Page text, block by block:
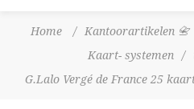
Home / Kantoorartikelen 📇
Kaart- systemen
/
G.Lalo Vergé de France 25